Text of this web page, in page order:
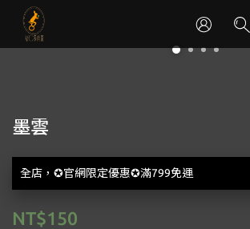
墨雲
全店，✪官網限定優惠✪滿799免運
NT$150